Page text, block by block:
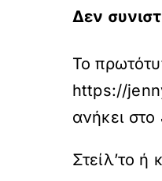
Δεν
Το
https://
ανήκει στο